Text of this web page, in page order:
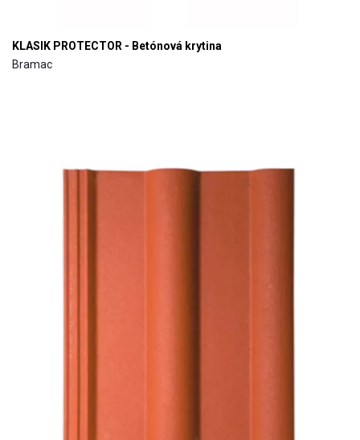
KLASIK PROTECTOR - Betónová krytina
Bramac